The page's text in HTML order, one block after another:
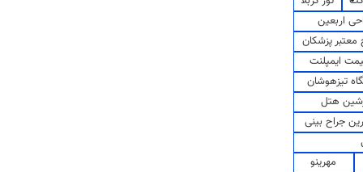
اربعین
پزشکان
ایمپلنت
تیزهوشان
هتل
جراح بینی
مهرینو